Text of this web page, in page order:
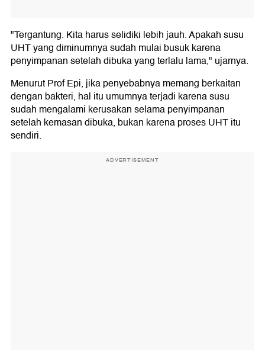
"Tergantung. Kita harus selidiki lebih jauh. Apakah susu
UHT yang diminumnya sudah mulai busuk karena
penyimpanan setelah dibuka yang terlalu lama," ujarnya.
Menurut Prof Epi, jika penyebabnya memang berkaitan
dengan bakteri, hal itu umumnya terjadi karena susu
sudah mengalami kerusakan selama penyimpanan
setelah kemasan dibuka, bukan karena proses UHT itu
sendiri.
ADVERTISEMENT